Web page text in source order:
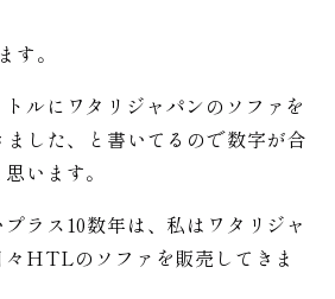
す。
ルにワタリジャパンのソファを
した、と書いてるので数字が合
います。
ラス10数年は、私はワタリジャ
HTLのソファを販売してきま